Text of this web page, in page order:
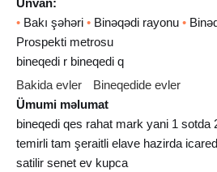
• Bakı şəhəri • Binəqədi rayonu •
Prospekti metrosu
bineqedi r bineqedi q
Bakida evler
Bineqedide evler
Ümumi məlumat
bineqedi qes rahat mark yani 1 sotda
temirli tam şeraitli elave hazirda
satilir senet ev kupca